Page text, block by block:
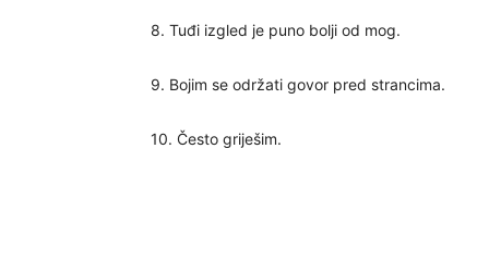
8. Tuđi izgled je puno bolji od mog.
9. Bojim se održati govor pred strancima.
10. Često griješim.